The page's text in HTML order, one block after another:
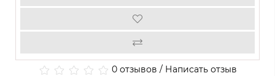
0 отзывов / Написать отзыв